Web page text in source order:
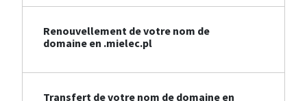
Renouvellement de votre nom de
domaine en .mielec.pl
Transfert de votre nom de domaine en